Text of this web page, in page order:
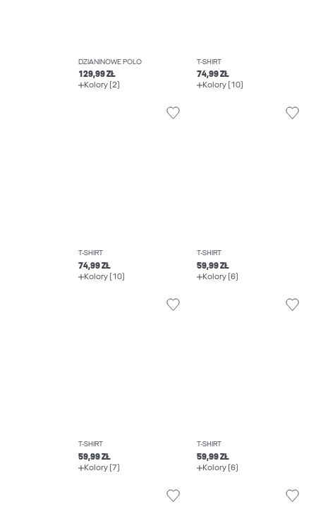
DZIANINOWE POLO
129,99 ZŁ
Kolory (2)
T-SHIRT
74,99 ZŁ
Kolory (10)
T-SHIRT
74,99 ZŁ
Kolory (10)
T-SHIRT
59,99 ZŁ
Kolory (6)
T-SHIRT
59,99 ZŁ
Kolory (7)
T-SHIRT
59,99 ZŁ
Kolory (6)